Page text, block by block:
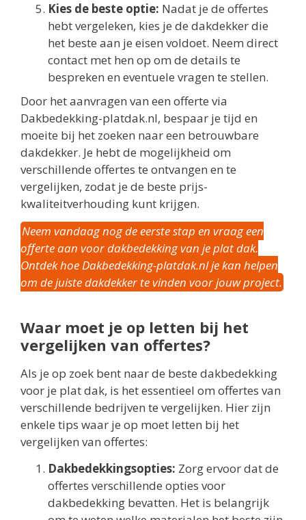
Kies de beste optie: Nadat je de offertes
hebt vergeleken, kies je de dakdekker die
het beste aan je eisen voldoet. Neem direct
contact met hen op om de details te
bespreken en eventuele vragen te stellen.
Door het aanvragen van een offerte via
Dakbedekking-platdak.nl, bespaar je tijd en
moeite bij het zoeken naar een betrouwbare
dakdekker. Je hebt de mogelijkheid om
verschillende offertes te ontvangen en te
vergelijken, zodat je de beste prijs-
kwaliteitverhouding kunt krijgen.
Neem vandaag nog de eerste stap en vraag een
offerte aan voor dakbedekking van je plat dak.
Ontdek hoe Dakbedekking-platdak.nl je kan helpen
om de juiste dakdekker te vinden voor jouw project.
Waar moet je op letten bij het
vergelijken van offertes?
Als je op zoek bent naar de beste dakbedekking
voor je plat dak, is het essentieel om offertes van
verschillende bedrijven te vergelijken. Hier zijn
enkele tips waar je op moet letten bij het
vergelijken van offertes:
Dakbedekkingsopties: Zorg ervoor dat de
offertes verschillende opties voor
dakbedekking bevatten. Het is belangrijk